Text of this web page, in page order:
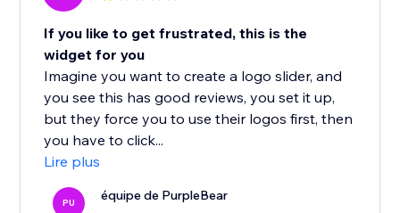
If you like to get frustrated, this is the
widget for you
Imagine you want to create a logo slider, and
you see this has good reviews, you set it up,
but they force you to use their logos first, then
you have to click...
Lire plus
PU équipe de PurpleBear